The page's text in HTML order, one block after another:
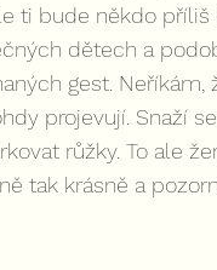
ti bude někdo příliš
dětech a
gest. Neříkám,
projevují. Snaží
růžky. To ale
tak krásně a